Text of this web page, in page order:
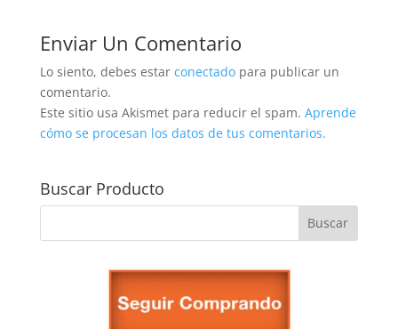
Enviar Un Comentario
Lo siento, debes estar conectadopara publicar un
comentario.
Este sitio usa Akismet para reducir el spam. Aprende
cómo se procesan los datos de tus comentarios.
Buscar Producto